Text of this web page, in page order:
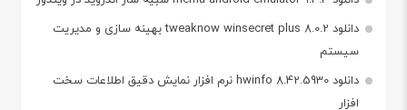
دانلود tweaknow winsecret plus 8.0.2 بهینه سازی و مدیریت
سیستم
دانلود hwinfo 8.42.5930 نرم افزار نمایش دقیق اطلاعات سخت
افزار